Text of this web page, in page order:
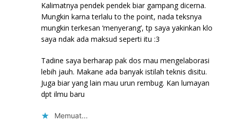
Kalimatnya pendek pendek biar gampang dicerna.
Mungkin karna terlalu to the point, nada teksnya
mungkin terkesan ‘menyerang’, tp saya yakinkan klo
saya ndak ada maksud seperti itu :3
Tadine saya berharap pak dos mau mengelaborasi
lebih jauh. Makane ada banyak istilah teknis disitu.
Juga biar yang lain mau urun rembug. Kan lumayan
dpt ilmu baru
Memuat...